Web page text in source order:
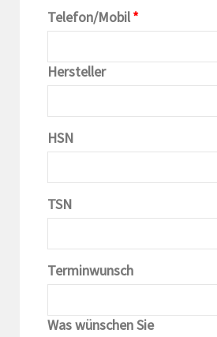
Telefon/Mobil*
Hersteller
HSN
TSN
Terminwunsch
Was wünschen Sie